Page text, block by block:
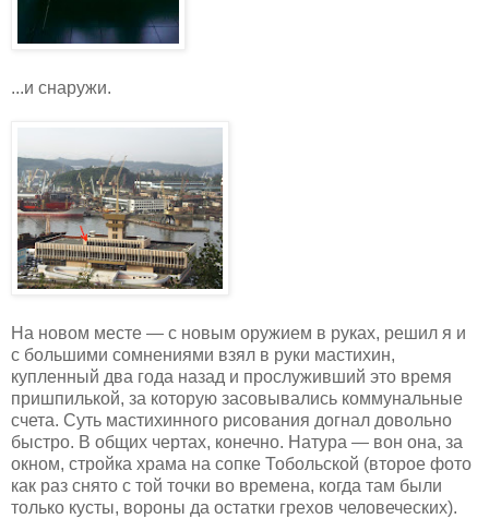
...и снаружи.
На новом месте — с новым оружием в руках, решил я и
с большими сомнениями взял в руки мастихин,
купленный два года назад и прослуживший это время
пришпилькой, за которую засовывались коммунальные
счета. Суть мастихинного рисования догнал довольно
быстро. В общих чертах, конечно. Натура — вон она, за
окном, стройка храма на сопке Тобольской (второе фото
как раз снято с той точки во времена, когда там были
только кусты, вороны да остатки грехов человеческих).